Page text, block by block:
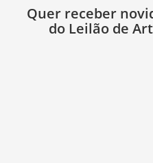
Quer receber
do Leilão de